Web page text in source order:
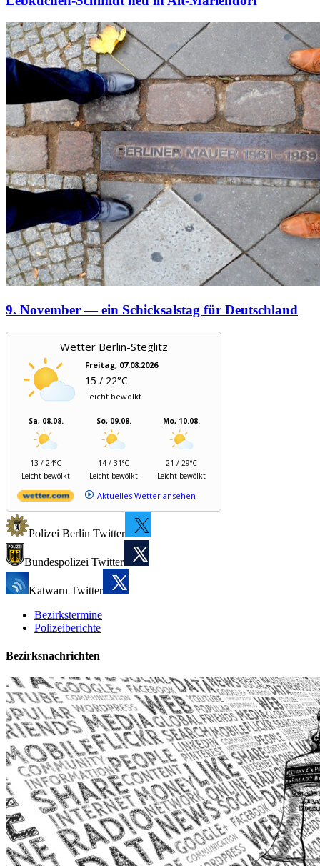
9. November — ein Schicksalstag für Deutschland
Wetter Berlin-Steglitz
Freitag, 07.08.2026
15 / 22°C
Leicht bewölkt
Sa, 08.08.
13 / 24°C
Leicht bewölkt
So, 09.08.
14 / 31°C
Leicht bewölkt
Mo, 10.08.
21 / 29°C
Leicht bewölkt
Aktuelles Wetter ansehen
Polizei Berlin Twitter
Bundespolizei Twitter
Katwarn Twitter
Bezirkstermine
Polizeiberichte
Bezirksnachrichten